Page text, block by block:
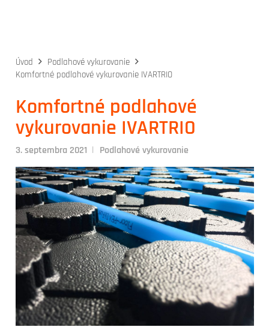
Úvod
Podlahové vykurovanie
Komfortné podlahové vykurovanie IVARTRIO
Komfortné podlahové
vykurovanie IVARTRIO
3. septembra 2021 | Podlahové vykurovanie